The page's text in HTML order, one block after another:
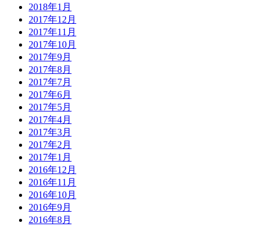
2018年1月
2017年12月
2017年11月
2017年10月
2017年9月
2017年8月
2017年7月
2017年6月
2017年5月
2017年4月
2017年3月
2017年2月
2017年1月
2016年12月
2016年11月
2016年10月
2016年9月
2016年8月